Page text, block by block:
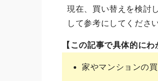
現在、買い替えを検討
して参考にしてください
【この記事で具体的にわ
家やマンションの